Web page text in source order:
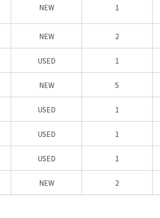
NEW 1
NEW 2
USED 1
NEW 5
USED 1
USED 1
USED 1
NEW 2